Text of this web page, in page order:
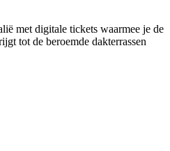
met digitale tickets waarmee je de
tot de beroemde dakterrassen